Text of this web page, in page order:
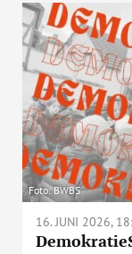
Foto: BWBS
16. JUNI 2026,